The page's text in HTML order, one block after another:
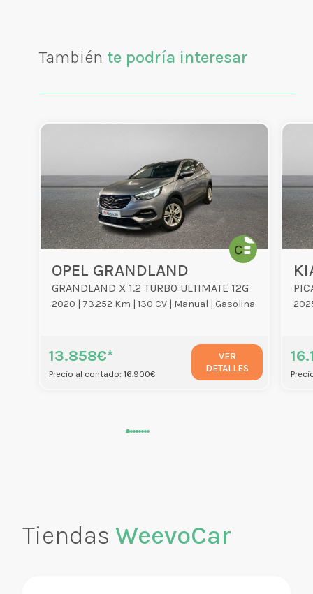
También te podría interesar
OPEL GRANDLAND
GRANDLAND X 1.2 TURBO ULTIMATE 12G
2020 | 73.252 Km | 130 CV | Manual | Gasolina
13.858€*
Precio al contado: 16.900€
VER
DETALLES
Tiendas WeevoCar